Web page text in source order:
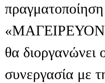
θα διοργανώνει
συνεργασία με